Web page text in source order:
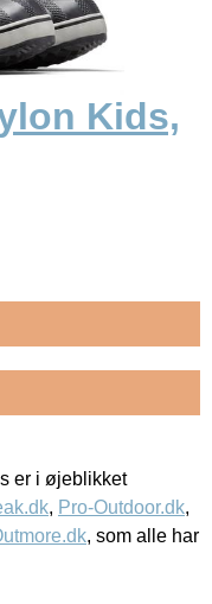
Kids,
er i øjeblikket
, Pro-Outdoor.dk,
, som alle har